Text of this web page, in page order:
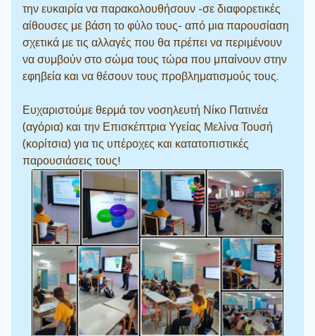
την ευκαιρία να παρακολουθήσουν -σε διαφορετικές
αίθουσες με βάση το φύλο τους- από μια παρουσίαση
σχετικά με τις αλλαγές που θα πρέπει να περιμένουν
να συμβούν στο σώμα τους τώρα που μπαίνουν στην
εφηβεία και να θέσουν τους προβληματισμούς τους.
Ευχαριστούμε θερμά τον νοσηλευτή Νίκο Πατινέα
(αγόρια) και την Επισκέπτρια Υγείας Μελίνα Τουσή
(κορίτσια) για τις υπέροχες και κατατοπιστικές
παρουσιάσεις τους!